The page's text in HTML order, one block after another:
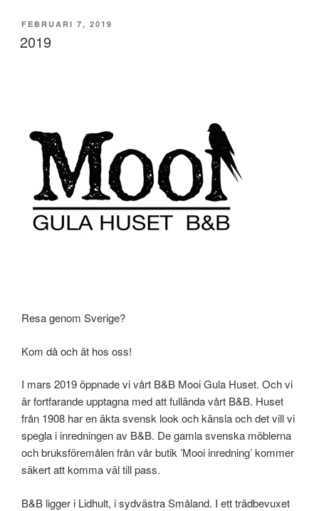
PUBLICERAT
FEBRUARI 7, 2019
2019
Resa genom Sverige?
Kom då och ät hos oss!
I mars 2019 öppnade vi vårt B&B Mooi Gula Huset. Och vi
är fortfarande upptagna med att fullända vårt B&B. Huset
från 1908 har en äkta svensk look och känsla och det vill vi
spegla i inredningen av B&B. De gamla svenska möblerna
och bruksföremålen från vår butik ’Mooi inredning’ kommer
säkert att komma väl till pass.
B&B ligger i Lidhult, i sydvästra Småland. I ett trädbevuxet